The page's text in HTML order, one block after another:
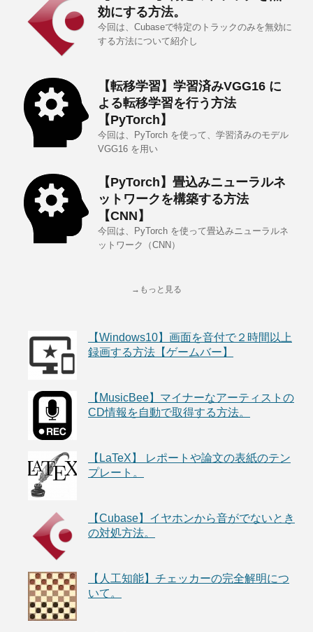
効にする方法。
今回は、Cubaseで特定のトラックのみを無効に
する方法について紹介し
【転移学習】学習済みVGG16 に
よる転移学習を行う方法
【PyTorch】
今回は、PyTorch を使って、学習済みのモデル
VGG16 を用い
【PyTorch】畳込みニューラルネ
ットワークを構築する方法
【CNN】
今回は、PyTorch を使って畳込みニューラルネ
ットワーク（CNN）
→もっと見る
【Windows10】画面を音付で２時間以上
録画する方法【ゲームバー】
【MusicBee】マイナーなアーティストの
CD情報を自動で取得する方法。
【LaTeX】 レポートや論文の表紙のテン
プレート。
【Cubase】イヤホンから音がでないとき
の対処方法。
【人工知能】チェッカーの完全解明につ
いて。